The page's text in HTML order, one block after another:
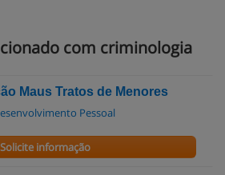
com criminologia
Maus Tratos de Menores
Pessoal
Solicite informação